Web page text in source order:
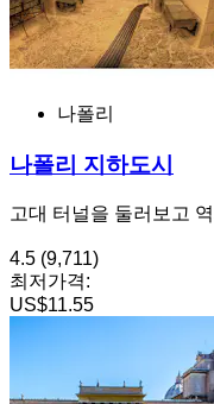
나폴리
나폴리 지하도시
고대 터널을 둘러보고
4.5 (9,711)
최저가격:
US$11.55